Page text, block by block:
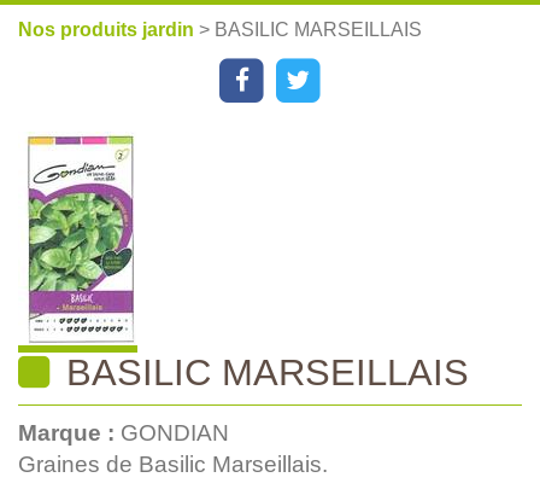
Nos produits jardin > BASILIC MARSEILLAIS
BASILIC MARSEILLAIS
Marque : GONDIAN
Graines de Basilic Marseillais.